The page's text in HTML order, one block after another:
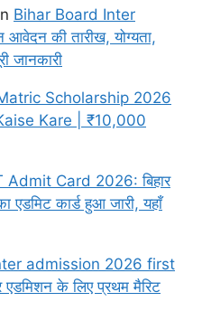
Bihar Board Inter
की तारीख, योग्यता,
जानकारी
Scholarship 2026
Kare | ₹10,000
Admit Card 2026: बिहार
एडमिट कार्ड हुआ जारी, यहाँ
admission 2026 first
एडमिशन के लिए प्रथम मैरिट